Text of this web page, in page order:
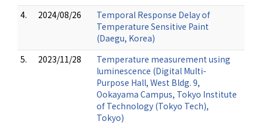
4.
2024/08/26
Temporal Response Delay of
Temperature Sensitive Paint
(Daegu, Korea)
5.
2023/11/28
Temperature measurement using
luminescence (Digital Multi-
Purpose Hall, West Bldg. 9,
Ookayama Campus, Tokyo Institute
of Technology (Tokyo Tech),
Tokyo)